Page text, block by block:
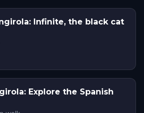
Infinite, the black cat
Explore the Spanish